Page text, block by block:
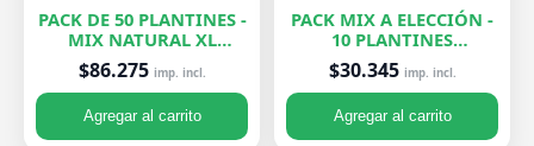
PACK DE 50 PLANTINES -
MIX NATURAL XL
EXCLUSIVOS
$86.275 imp. incl.
Agregar al carrito
PACK MIX A ELECCIÓN -
10 PLANTINES
EXCLUSIVOS
$30.345 imp. incl.
Agregar al carrito